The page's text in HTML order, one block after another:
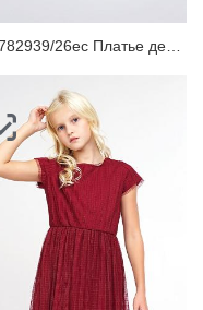
CLE 782939/26ес Платье детское